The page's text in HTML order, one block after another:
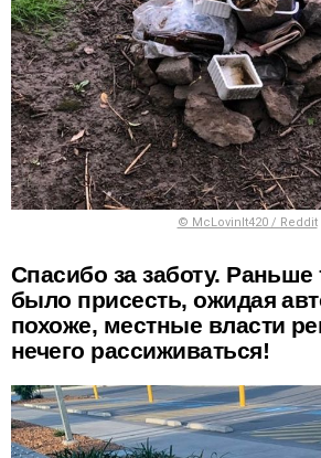
© McLovinIt420 / Reddit
Спасибо за заботу.
было присесть, ожидая
похоже, местные власти
нечего рассиживаться!